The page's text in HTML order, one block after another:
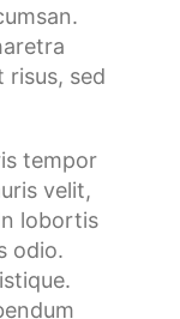
risus, sed
tempor
velit,
lobortis
odio.